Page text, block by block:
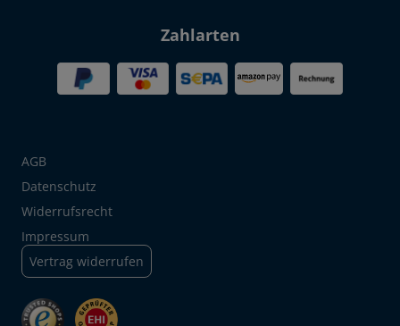
Zahlarten
AGB
Datenschutz
Widerrufsrecht
Impressum
Vertrag widerrufen